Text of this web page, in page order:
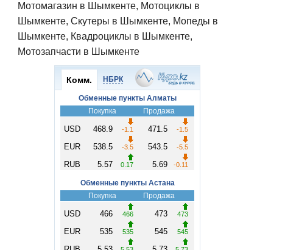
Мотомагазин в Шымкенте, Мотоциклы в
Шымкенте, Скутеры в Шымкенте, Мопеды в
Шымкенте, Квадроциклы в Шымкенте,
Мотозапчасти в Шымкенте